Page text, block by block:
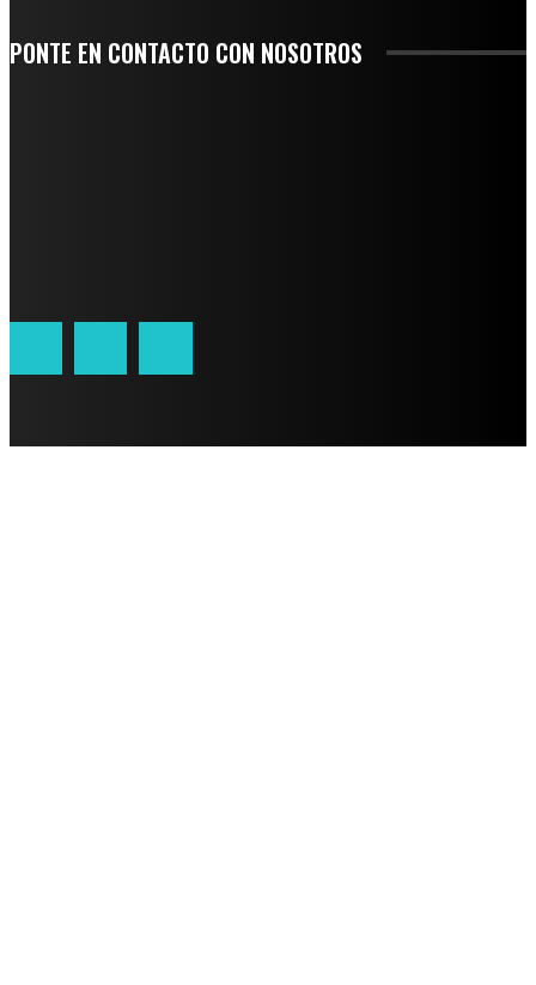
PONTE EN CONTACTO CON NOSOTROS